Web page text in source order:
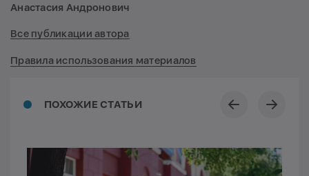
ПОХОЖИЕ СТАТЬИ
Анастасия Андронович
Все публикации автора
Правила использования материалов